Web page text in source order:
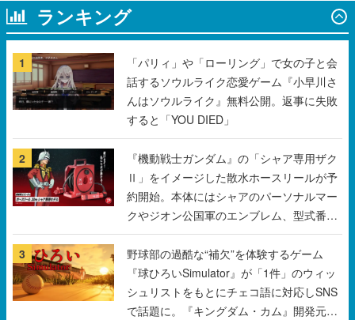
ランキング
1
「パリィ」や「ローリング」で女の子と会
話するソウルライク恋愛ゲーム『小早川さ
んはソウルライク』無料公開。返事に失敗
すると「YOU DIED」
2
『機動戦士ガンダム』の「シャア専用ザク
Ⅱ」をイメージした散水ホースリールが予
約開始。本体にはシャアのパーソナルマー
クやジオン公国軍のエンブレム、型式番号
などを配置
3
野球部の過酷な“補欠”を体験するゲーム
『球ひろいSimulator』が「1件」のウィッ
シュリストをもとにチェコ語に対応しSNS
で話題に。『キングダム・カム』開発元や